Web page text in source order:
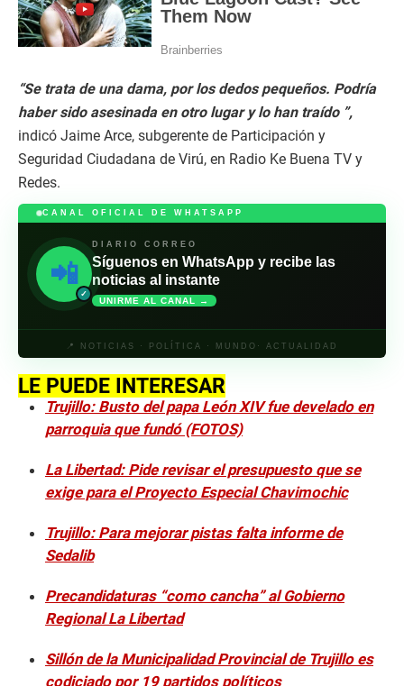
“Se trata de una dama, por los dedos pequeños. Podría
haber sido asesinada en otro lugar y lo han traído ”,
indicó Jaime Arce, subgerente de Participación y
Seguridad Ciudadana de Virú, en Radio Ke Buena TV y
Redes.
CANAL OFICIAL DE WHATSAPP
📲
✓
DIARIO CORREO
Síguenos en WhatsApp y recibe las
noticias al instante
UNIRME AL CANAL →
📍 NOTICIAS · POLÍTICA · MUNDO· ACTUALIDAD
LE PUEDE INTERESAR
Trujillo: Busto del papa León XIV fue develado en
parroquia que fundó (FOTOS)
La Libertad: Pide revisar el presupuesto que se
exige para el Proyecto Especial Chavimochic
Trujillo: Para mejorar pistas falta informe de
Sedalib
Precandidaturas “como cancha” al Gobierno
Regional La Libertad
Sillón de la Municipalidad Provincial de Trujillo es
codiciado por 19 partidos políticos